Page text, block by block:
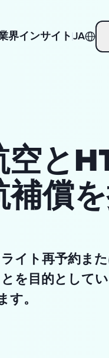
界インサイト JA
と
補償
イト再予約ま
を目的としてい
す。